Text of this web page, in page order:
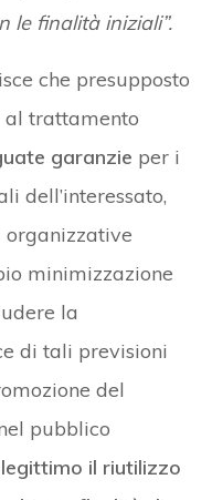
le finalità iniziali”.
che presupposto
al trattamento
garanzie per i
dell’interessato,
organizzative
minimizzazione
la
di tali previsioni
del
pubblico
il riutilizzo